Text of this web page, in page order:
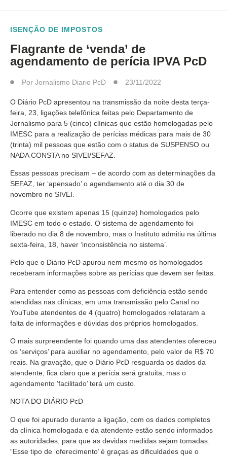
ISENÇÃO DE IMPOSTOS
Flagrante de ‘venda’ de
agendamento de perícia IPVA PcD
Por Jornalismo Diario PcD 23/11/2022
O Diário PcD apresentou na transmissão da noite desta terça-
feira, 23, ligações telefônica feitas pelo Departamento de
Jornalismo para 5 (cinco) clínicas que estão homologadas pelo
IMESC para a realização de perícias médicas para mais de 30
(trinta) mil pessoas que estão com o status de SUSPENSO ou
NADA CONSTA no SIVEI/SEFAZ.
Essas pessoas precisam – de acordo com as determinações da
SEFAZ, ter ‘apensado’ o agendamento até o dia 30 de
novembro no SIVEI.
Ocorre que existem apenas 15 (quinze) homologados pelo
IMESC em todo o estado. O sistema de agendamento foi
liberado no dia 8 de novembro, mas o Instituto admitiu na última
sexta-feira, 18, haver ‘inconsistência no sistema’.
Pelo que o Diário PcD apurou nem mesmo os homologados
receberam informações sobre as perícias que devem ser feitas.
Para entender como as pessoas com deficiência estão sendo
atendidas nas clínicas, em uma transmissão pelo Canal no
YouTube atendentes de 4 (quatro) homologados relataram a
falta de informações e dúvidas dos próprios homologados.
O mais surpreendente foi quando uma das atendentes ofereceu
os ‘serviços’ para auxiliar no agendamento, pelo valor de R$ 70
reais. Na gravação, que o Diário PcD resguarda os dados da
atendente, fica claro que a perícia será gratuita, mas o
agendamento ‘facilitado’ terá um custo.
NOTA DO DIÁRIO PcD
O que foi apurado durante a ligação, com os dados completos
da clínica homologada e da atendente estão sendo informados
as autoridades, para que as devidas medidas sejam tomadas.
“Esse tipo de ‘oferecimento’ é graças as dificuldades que o